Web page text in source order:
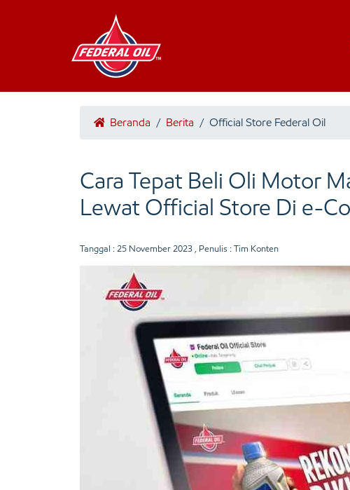
Beranda / Berita / Official Store Federal Oil
Cara Tepat Beli Oli Motor
Lewat Official Store Di e-
Tanggal : 25 November 2023 , Penulis : Tim Konten